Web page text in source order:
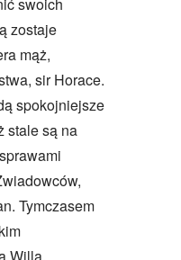
swoich
zostaje
mąż,
sir Horace.
spokojniejsze
stale są na
Tymczasem